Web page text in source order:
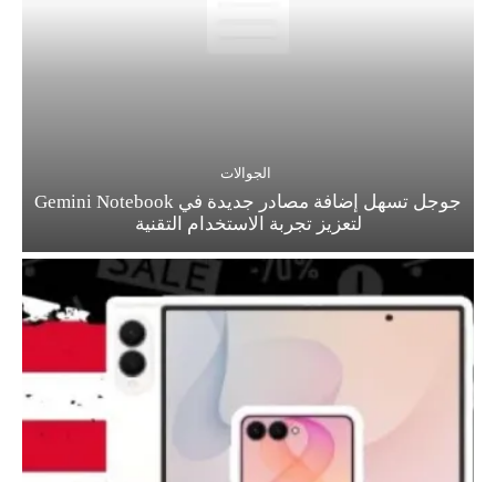
الجوالات
جوجل تسهل إضافة مصادر جديدة في Gemini Notebook
لتعزيز تجربة الاستخدام التقنية